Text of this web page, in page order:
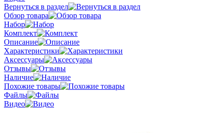
Вернуться в раздел
Обзор товара
Набор
Комплект
Описание
Характеристики
Аксессуары
Отзывы
Наличие
Похожие товары
Файлы
Видео